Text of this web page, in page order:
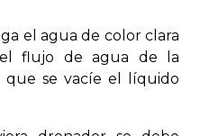
el agua de color clara
flujo de agua de la
que se vacíe el líquido